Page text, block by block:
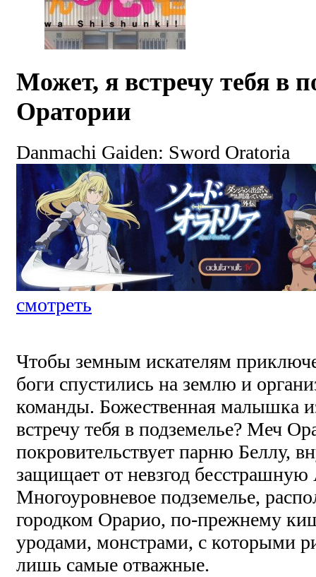
Может, я встречу тебя в
Оратории
Danmachi Gaiden: Sword Oratoria
смотреть
Чтобы земным искателям
боги спустились на землю и
команды. Божественная малышка
встречу тебя в подземелье? Меч
покровительствует парню Беллу,
защищает от невзгод
Многоуровневое подземелье,
городком Орарио, по-прежнему
уродами, монстрами, с которыми
лишь самые отважные.